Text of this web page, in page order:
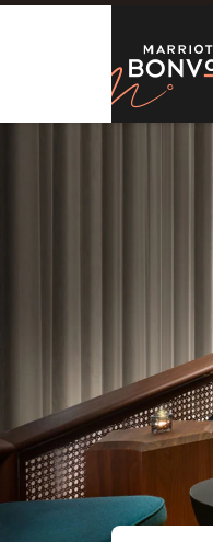
Skip to Content